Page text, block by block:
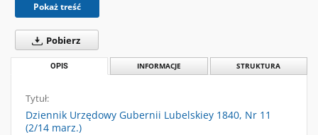
Pokaż treść
Pobierz
OPIS INFORMACJE STRUKTURA
Tytuł:
Dziennik Urzędowy Gubernii Lubelskiey 1840, Nr 11
(2/14 marz.)